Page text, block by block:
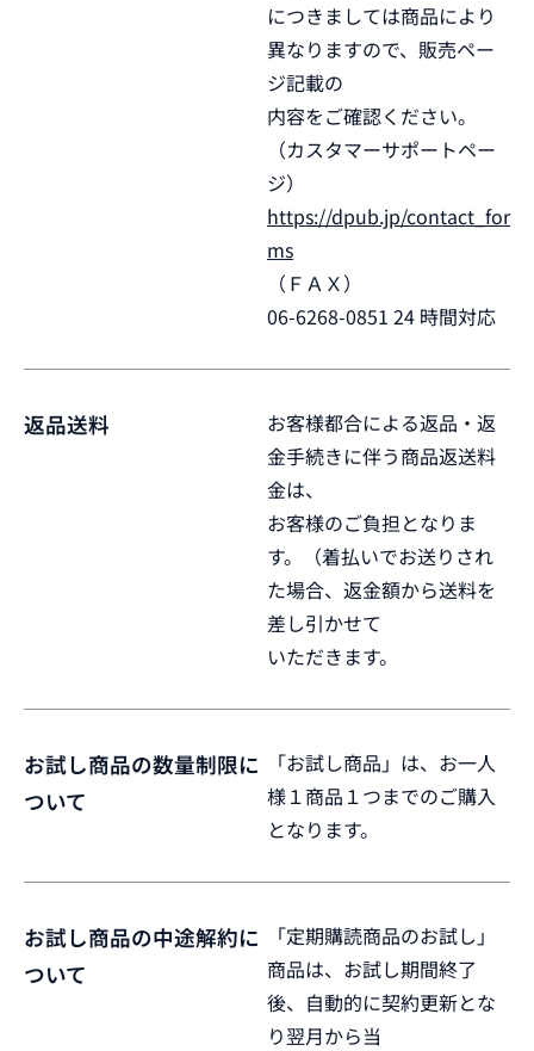
につきましては商品により
異なりますので、販売ペー
ジ記載の
内容をご確認ください。
（カスタマーサポートペー
ジ）
https://dpub.jp/contact_for
ms
（ＦＡＸ）
06-6268-0851 24 時間対応
返品送料
お客様都合による返品・返
金手続きに伴う商品返送料
金は、
お客様のご負担となりま
す。（着払いでお送りされ
た場合、返金額から送料を
差し引かせて
いただきます。
お試し商品の数量制限に
ついて
「お試し商品」は、お一人
様１商品１つまでのご購入
となります。
お試し商品の中途解約に
ついて
「定期購読商品のお試し」
商品は、お試し期間終了
後、自動的に契約更新とな
り翌月から当